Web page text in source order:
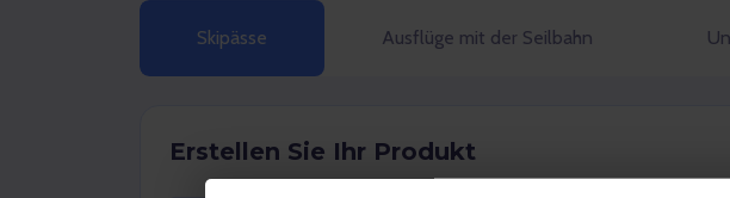
Skipässe Ausflüge mit der Seilbahn
Erstellen Sie Ihr Produkt